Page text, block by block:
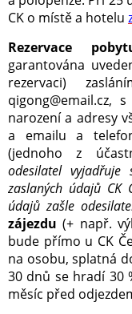
CK o místě a hotelu
Rezervace
garantována
rezervaci)
qigong@email.cz,
narození a adresy
a emailu a
(jednoho z
odesilatel vyjadřuje
zaslaných údajů CK
údajů zašle
zájezdu (+ např.
bude přímo u CK
na osobu, splatná
30 dnů se hradí 30
měsíc před